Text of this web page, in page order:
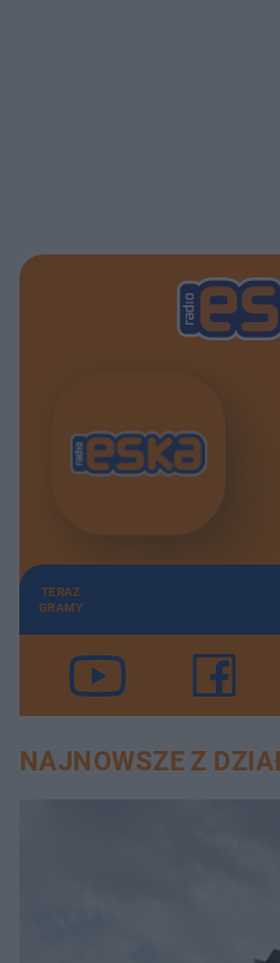
TERAZ
GRAMY
NAJNOWSZE Z